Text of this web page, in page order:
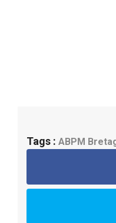
Tags : ABPM